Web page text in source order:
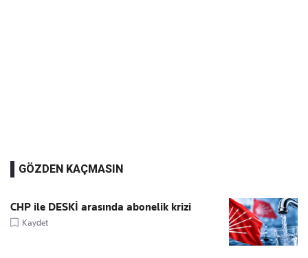
GÖZDEN KAÇMASIN
CHP ile DESKİ arasında abonelik krizi
Kaydet